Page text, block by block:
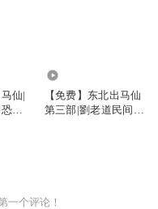
仙|
怖
【免费】东北出马仙
第三部|劉老道民间禁
一个评论！